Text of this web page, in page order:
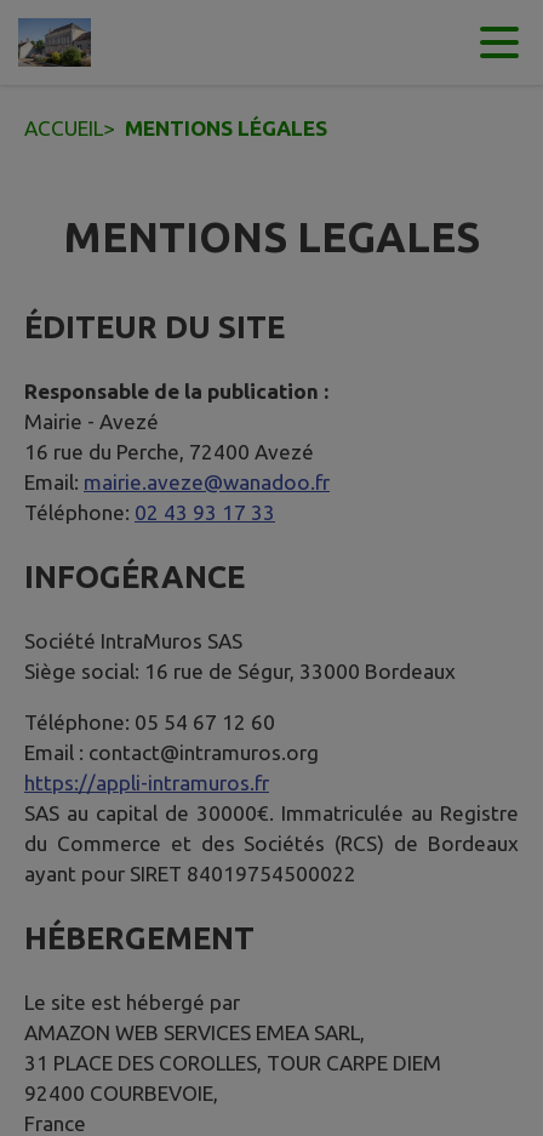
Contenu
ACCUEIL> MENTIONS LÉGALES
MENTIONS LEGALES
ÉDITEUR DU SITE
Responsable de la publication :
Mairie - Avezé
16 rue du Perche, 72400 Avezé
Email: mairie.aveze@wanadoo.fr
Téléphone: 02 43 93 17 33
INFOGÉRANCE
Société IntraMuros SAS
Siège social: 16 rue de Ségur, 33000 Bordeaux
Téléphone: 05 54 67 12 60
Email : contact@intramuros.org
https://appli-intramuros.fr
SAS au capital de 30000€. Immatriculée au Registre
du Commerce et des Sociétés (RCS) de Bordeaux
ayant pour SIRET 84019754500022
HÉBERGEMENT
Le site est hébergé par
AMAZON WEB SERVICES EMEA SARL,
31 PLACE DES COROLLES, TOUR CARPE DIEM
92400 COURBEVOIE,
France